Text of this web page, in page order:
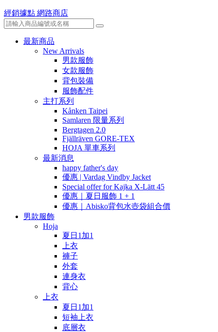
經銷據點 網路商店
最新商品
New Arrivals
男款服飾
女款服飾
背包裝備
服飾配件
主打系列
Kånken Taipei
Samlaren 限量系列
Bergtagen 2.0
Fjällräven GORE-TEX
HOJA 單車系列
最新消息
happy father's day
優惠 | Vardag Vindby Jacket
Special offer for Kajka X-Lätt 45
優惠｜夏日服飾 1 + 1
優惠｜Abisko背包水壺袋組合價
男款服飾
Hoja
夏日1加1
上衣
褲子
外套
連身衣
背心
上衣
夏日1加1
短袖上衣
底層衣